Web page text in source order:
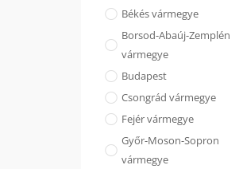
Békés vármegye
Borsod-Abaúj-Zemplén
vármegye
Budapest
Csongrád vármegye
Fejér vármegye
Győr-Moson-Sopron
vármegye